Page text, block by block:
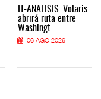
IT-ANÁLISIS: Volaris
abrirá ruta entre
Washingt
06 AGO 2026